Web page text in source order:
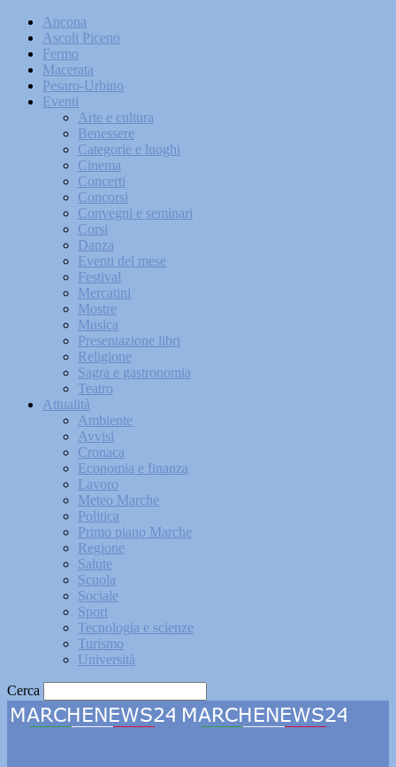
Ancona
Ascoli Piceno
Fermo
Macerata
Pesaro-Urbino
Eventi
Arte e cultura
Benessere
Categorie e luoghi
Cinema
Concerti
Concorsi
Convegni e seminari
Corsi
Danza
Eventi del mese
Festival
Mercatini
Mostre
Musica
Presentazione libri
Religione
Sagra e gastronomia
Teatro
Attualità
Ambiente
Avvisi
Cronaca
Economia e finanza
Lavoro
Meteo Marche
Politica
Primo piano Marche
Regione
Salute
Scuola
Sociale
Sport
Tecnologia e scienze
Turismo
Università
Cerca